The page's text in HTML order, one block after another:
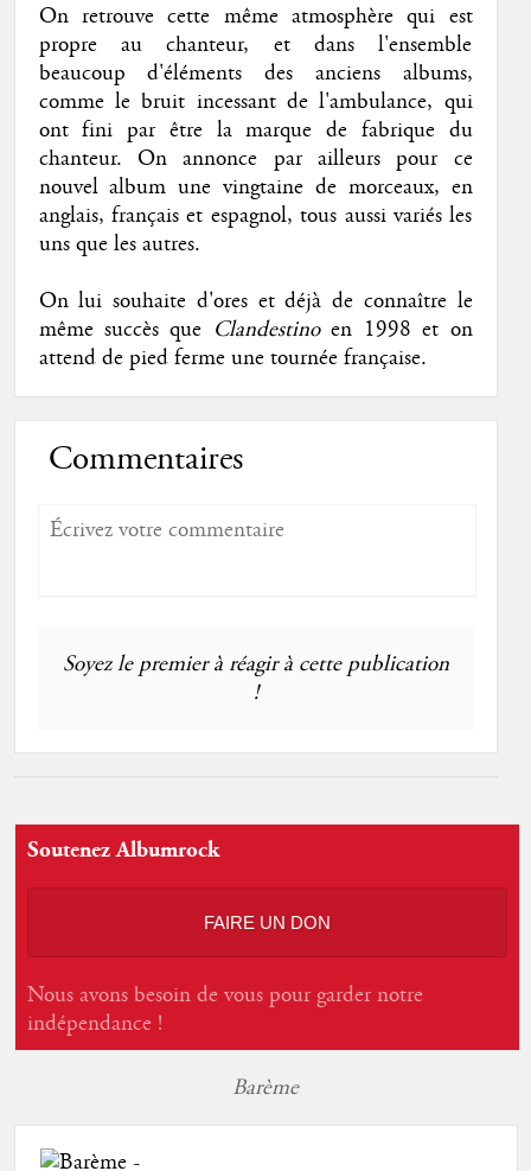
On retrouve cette même atmosphère qui est
propre au chanteur, et dans l'ensemble
beaucoup d'éléments des anciens albums,
comme le bruit incessant de l'ambulance, qui
ont fini par être la marque de fabrique du
chanteur. On annonce par ailleurs pour ce
nouvel album une vingtaine de morceaux, en
anglais, français et espagnol, tous aussi variés les
uns que les autres.
On lui souhaite d'ores et déjà de connaître le
même succès que Clandestinoen 1998 et on
attend de pied ferme une tournée française.
Commentaires
Soyez le premier à réagir à cette publication
!
Soutenez Albumrock
FAIRE UN DON
Nous avons besoin de vous pour garder notre
indépendance !
Barème